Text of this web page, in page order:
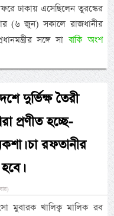
ঢাকায় এসেছিলেন তুরস্কের
(৬ জুন) সকালে রাজধানীর
সঙ্গে সা বাকি অংশ
দুর্ভিক্ষ তৈরী
প্রণীত হচ্ছে-
চা রফতানীর
মুবারক খালিক্ব মালিক রব